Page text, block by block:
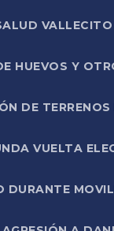
VALLECITO
HUEVOS Y
DE
VUELTA
DURANTE